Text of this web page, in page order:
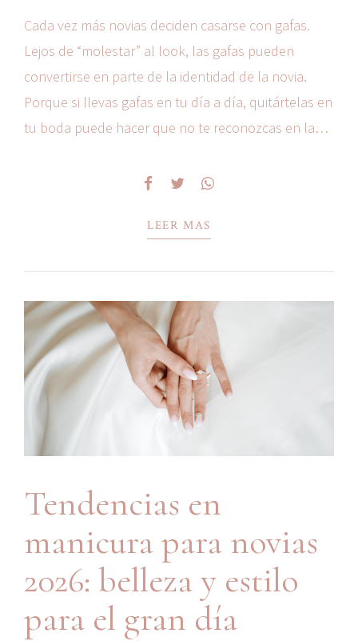
Cada vez más novias deciden casarse con gafas.
Lejos de “molestar” al look, las gafas pueden
convertirse en parte de la identidad de la novia.
Porque si llevas gafas en tu día a día, quitártelas en
tu boda puede hacer que no te reconozcas en las
LEER MAS
Tendencias en
manicura para novias
2026: belleza y estilo
para el gran día